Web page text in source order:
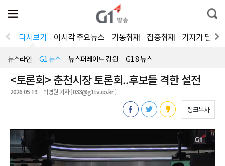
전
체
뉴
열
통
합
색
다시보기 이시각 주요뉴스 기동취재 집중취재 기자가 달려
뉴스라인 G1 뉴스 뉴스퍼레이드 강원 G1 8 뉴스
<토론회> 춘천시장 토론회..후보들 격한 설전
2026-05-19 박명원 기자 [ 033@g1tv.co.kr ]
링크복사